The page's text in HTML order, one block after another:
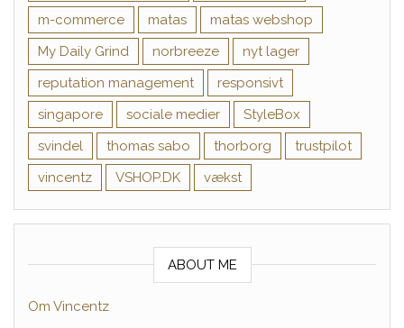
m-commerce
matas
matas webshop
My Daily Grind
norbreeze
nyt lager
reputation management
responsivt
singapore
sociale medier
StyleBox
svindel
thomas sabo thorborg
trustpilot
vincentz
VSHOP.DK vækst
ABOUT ME
Om Vincentz